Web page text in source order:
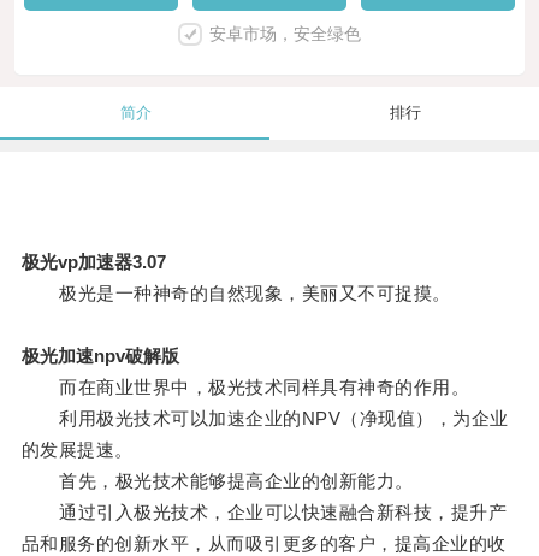
安卓市场，安全绿色
简介 排行
极光vp加速器3.07
极光是一种神奇的自然现象，美丽又不可捉摸。
极光加速npv破解版
而在商业世界中，极光技术同样具有神奇的作用。
利用极光技术可以加速企业的NPV（净现值），为企业
的发展提速。
首先，极光技术能够提高企业的创新能力。
通过引入极光技术，企业可以快速融合新科技，提升产
品和服务的创新水平，从而吸引更多的客户，提高企业的收